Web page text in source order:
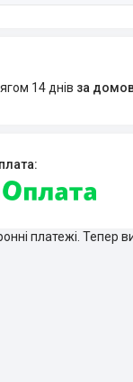
14 днів за
платежі.